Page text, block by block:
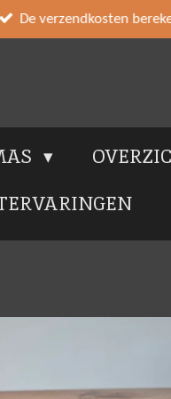
De verzendkosten